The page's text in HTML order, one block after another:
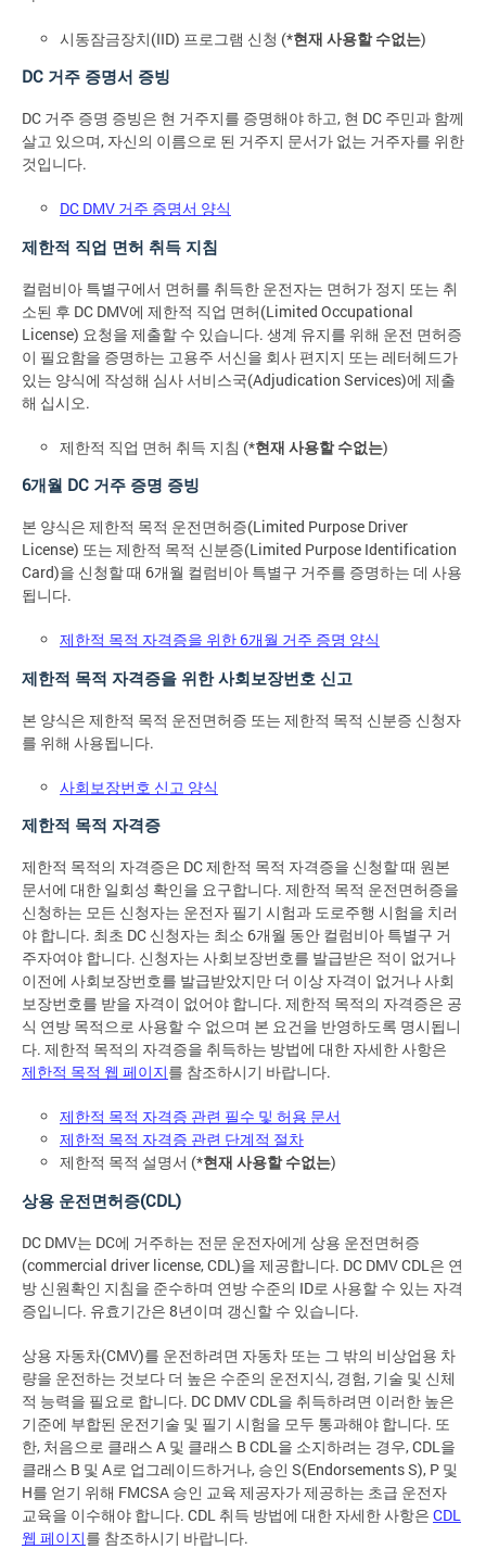
시동잠금장치(IID) 프로그램 신청 (*현재 사용할 수없는)
DC 거주 증명서 증빙
DC 거주 증명 증빙은 현 거주지를 증명해야 하고, 현 DC 주민과 함께
살고 있으며, 자신의 이름으로 된 거주지 문서가 없는 거주자를 위한
것입니다.
DC DMV 거주 증명서 양식
제한적 직업 면허 취득 지침
컬럼비아 특별구에서 면허를 취득한 운전자는 면허가 정지 또는 취
소된 후 DC DMV에 제한적 직업 면허(Limited Occupational
License) 요청을 제출할 수 있습니다. 생계 유지를 위해 운전 면허증
이 필요함을 증명하는 고용주 서신을 회사 편지지 또는 레터헤드가
있는 양식에 작성해 심사 서비스국(Adjudication Services)에 제출
해 십시오.
제한적 직업 면허 취득 지침 (*현재 사용할 수없는)
6개월 DC 거주 증명 증빙
본 양식은 제한적 목적 운전면허증(Limited Purpose Driver
License) 또는 제한적 목적 신분증(Limited Purpose Identification
Card)을 신청할 때 6개월 컬럼비아 특별구 거주를 증명하는 데 사용
됩니다.
제한적 목적 자격증을 위한 6개월 거주 증명 양식
제한적 목적 자격증을 위한 사회보장번호 신고
본 양식은 제한적 목적 운전면허증 또는 제한적 목적 신분증 신청자
를 위해 사용됩니다.
사회보장번호 신고 양식
제한적 목적 자격증
제한적 목적의 자격증은 DC 제한적 목적 자격증을 신청할 때 원본
문서에 대한 일회성 확인을 요구합니다. 제한적 목적 운전면허증을
신청하는 모든 신청자는 운전자 필기 시험과 도로주행 시험을 치러
야 합니다. 최초 DC 신청자는 최소 6개월 동안 컬럼비아 특별구 거
주자여야 합니다. 신청자는 사회보장번호를 발급받은 적이 없거나
이전에 사회보장번호를 발급받았지만 더 이상 자격이 없거나 사회
보장번호를 받을 자격이 없어야 합니다. 제한적 목적의 자격증은 공
식 연방 목적으로 사용할 수 없으며 본 요건을 반영하도록 명시됩니
다. 제한적 목적의 자격증을 취득하는 방법에 대한 자세한 사항은
제한적 목적 웹 페이지를 참조하시기 바랍니다.
제한적 목적 자격증 관련 필수 및 허용 문서
제한적 목적 자격증 관련 단계적 절차
제한적 목적 설명서 (*현재 사용할 수없는)
상용 운전면허증(CDL)
DC DMV는 DC에 거주하는 전문 운전자에게 상용 운전면허증
(commercial driver license, CDL)을 제공합니다. DC DMV CDL은 연
방 신원확인 지침을 준수하며 연방 수준의 ID로 사용할 수 있는 자격
증입니다. 유효기간은 8년이며 갱신할 수 있습니다.
상용 자동차(CMV)를 운전하려면 자동차 또는 그 밖의 비상업용 차
량을 운전하는 것보다 더 높은 수준의 운전지식, 경험, 기술 및 신체
적 능력을 필요로 합니다. DC DMV CDL을 취득하려면 이러한 높은
기준에 부합된 운전기술 및 필기 시험을 모두 통과해야 합니다. 또
한, 처음으로 클래스 A 및 클래스 B CDL을 소지하려는 경우, CDL을
클래스 B 및 A로 업그레이드하거나, 승인 S(Endorsements S), P 및
H를 얻기 위해 FMCSA 승인 교육 제공자가 제공하는 초급 운전자
교육을 이수해야 합니다. CDL 취득 방법에 대한 자세한 사항은 CDL
웹 페이지를 참조하시기 바랍니다.